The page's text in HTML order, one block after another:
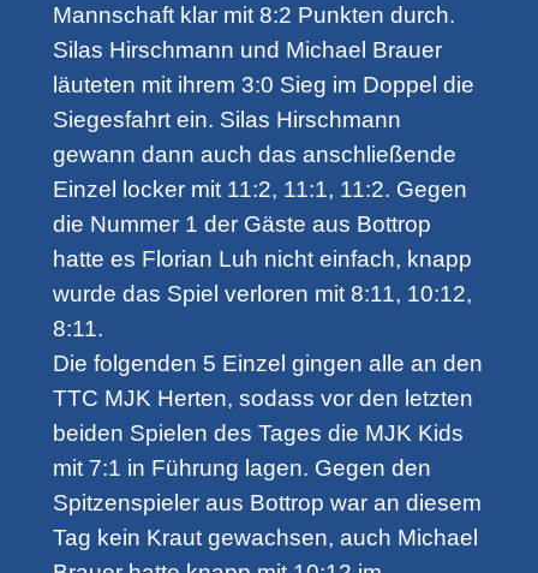
Mannschaft klar mit 8:2 Punkten durch.
Silas Hirschmann und Michael Brauer
läuteten mit ihrem 3:0 Sieg im Doppel die
Siegesfahrt ein. Silas Hirschmann
gewann dann auch das anschließende
Einzel locker mit 11:2, 11:1, 11:2. Gegen
die Nummer 1 der Gäste aus Bottrop
hatte es Florian Luh nicht einfach, knapp
wurde das Spiel verloren mit 8:11, 10:12,
8:11.
Die folgenden 5 Einzel gingen alle an den
TTC MJK Herten, sodass vor den letzten
beiden Spielen des Tages die MJK Kids
mit 7:1 in Führung lagen. Gegen den
Spitzenspieler aus Bottrop war an diesem
Tag kein Kraut gewachsen, auch Michael